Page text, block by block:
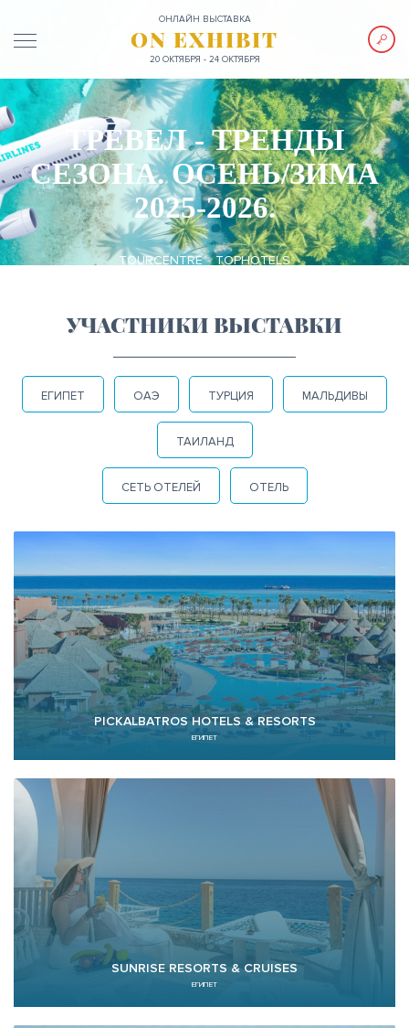
ОНЛАЙН ВЫСТАВКА
ON EXHIBIT
20 ОКТЯБРЯ - 24 ОКТЯБРЯ
ТРЕВЕЛ - ТРЕНДЫ
СЕЗОНА. ОСЕНЬ/ЗИМА
2025-2026.
TOURCENTRE TOPHOTELS
УЧАСТНИКИ ВЫСТАВКИ
ЕГИПЕТ ОАЭ ТУРЦИЯ МАЛЬДИВЫ
ТАИЛАНД
СЕТЬ ОТЕЛЕЙ ОТЕЛЬ
PICKALBATROS HOTELS & RESORTS
ЕГИПЕТ
SUNRISE RESORTS & CRUISES
ЕГИПЕТ